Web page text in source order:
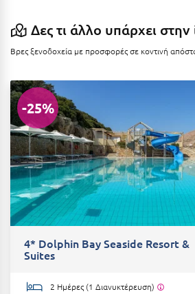
Θ
Θάσος
Θεσσαλονίκη
Ι
Ιεράπετρα
Ιθάκη
Ικαρία
Δες τι άλλο υπάρχει στην
Βρες ξενοδοχεία με προσφορές σε κοντινή
-25%
4* Dolphin Bay Seaside Resort &
Suites
2 Ημέρες (1 Διανυκτέρευση)